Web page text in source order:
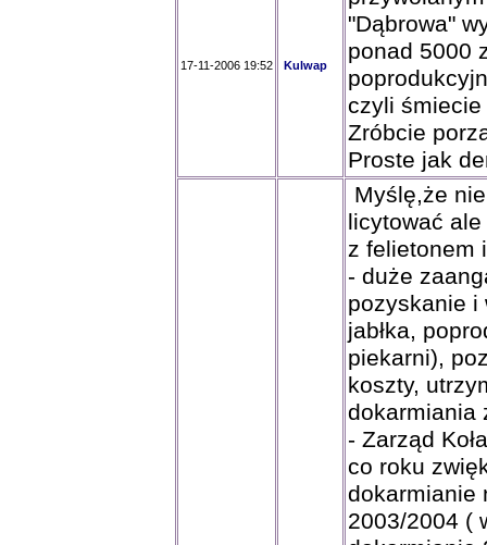
17-11-2006 19:52 Kulwap
"Dąbrowa"
ponad 5000
czyli
Zróbcie
Proste jak
Myślę,że
licytować
z felietonem
- duże
pozyskanie i
jabłka,
piekarni),
koszty,
dokarmiania
- Zarząd
co roku
dokarmianie
2003/2004 (